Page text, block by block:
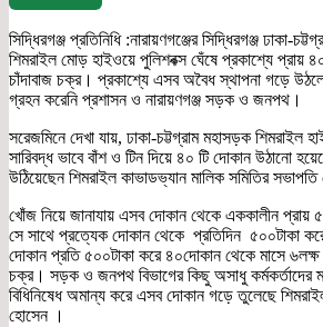
সিদ্ধিরগঞ্জ প্রতিনিধি :নারায়ণগঞ্জের সিদ্ধিরগঞ্জ ঢাকা-
শিমরাইল মোড় হাইওয়ে পুলিশবক্স ঘেঁষে প্রকাশ্যে প্রায়
চাঁদাবাজ চক্র। প্রকাশ্যে এসব অবৈধ স্থাপনা গড়ে
গ্রহন করেনি প্রশাসন ও নারায়ণগঞ্জ সড়ক ও জনপথ।
সরেজমিনে দেখা যায়, ঢাকা-চট্টগ্রাম মহাসড়ক শিমরাইল
সারিবদ্ধ ভাবে বাঁশ ও টিন দিয়ে ৪০ টি দোকান উঠানো
উঠিয়েছেন শিমরাইল কাভাডভ্যান মালিক সমিতির
খোঁজ নিয়ে জানাযায় এসব দোকান থেকে এককালীন প্রায়
সে সাথে প্রত্যেক দোকান থেকে প্রতিদিন ৫০০টাকা
দোকান প্রতি ৫০০টাকা করে ৪০দোকান থেকে মাসে ৬লক্ষ
চক্র। সড়ক ও জনপথ বিভাগের কিছু অসাধু কর্মকর্তাদের
বিধিনিষেধ অমান্য করে এসব দোকান গড়ে তুলেছে
হোসেন ।